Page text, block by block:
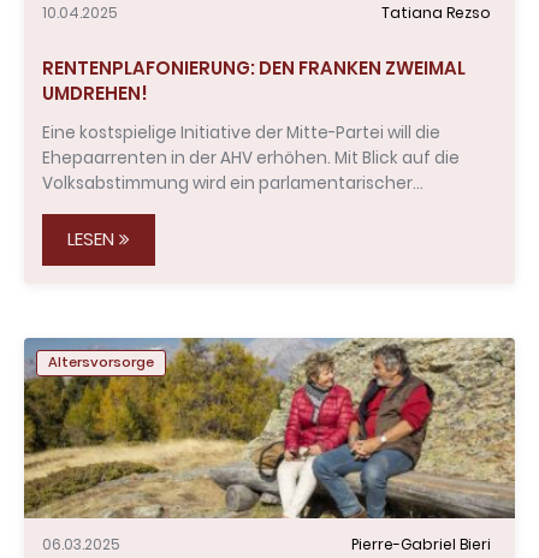
10.04.2025 Tatiana Rezso
RENTENPLAFONIERUNG: DEN FRANKEN ZWEIMAL
UMDREHEN!
Eine kostspielige Initiative der Mitte-Partei will die
Ehepaarrenten in der AHV erhöhen. Mit Blick auf die
Volksabstimmung wird ein parlamentarischer…
LESEN
Altersvorsorge
06.03.2025 Pierre-Gabriel Bieri